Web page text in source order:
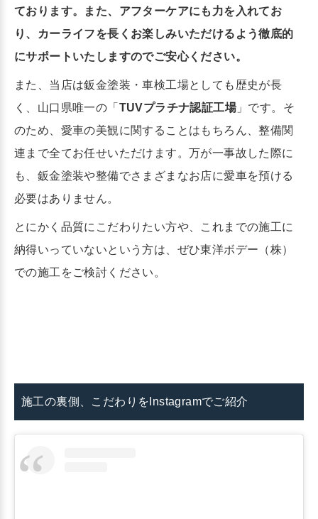
ております。また、アフターケアにも力を入れてお
り、カーライフを長くお楽しみいただけるよう徹底的
にサポートいたしますのでご安心ください。
また、当店は鈑金塗装・車検工場としても歴史が長
く、山口県唯一の「 TUVプラチナ認証工場」です。そ
のため、愛車の美観に関することはもちろん、整備関
連まで全てお任せいただけます。万が一事故した際に
も、鈑金塗装や整備でさまざまなお店に愛車を預ける
必要はありません。
とにかく品質にこだわりたい方や、これまでの施工に
納得いっていないという方は、ぜひ東洋ボデー（株）
での施工をご検討ください。
施工の裏側、こだわりをInstagramでご紹介